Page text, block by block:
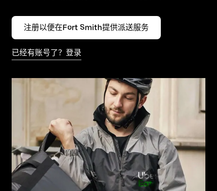
注册以便在Fort Smith提供派送服务
已经有账号了？登录